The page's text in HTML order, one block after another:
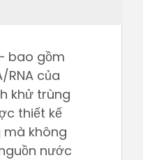
bao gồm
của
khử trùng
thiết kế
mà không
nước